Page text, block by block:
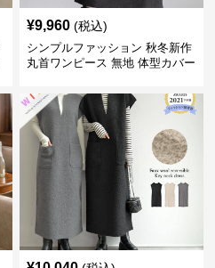
¥9,960 (税込)
シンプルファッション 秋冬新作
丸首ワンピース 無地 体型カバー